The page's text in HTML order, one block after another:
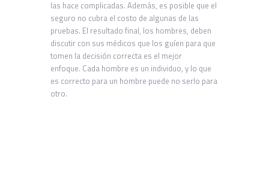
las hace complicadas. Además, es posible que el
seguro no cubra el costo de algunas de las
pruebas. El resultado final, los hombres, deben
discutir con sus médicos que los guíen para que
tomen la decisión correcta es el mejor
enfoque. Cada hombre es un individuo, y lo que
es correcto para un hombre puede no serlo para
otro.